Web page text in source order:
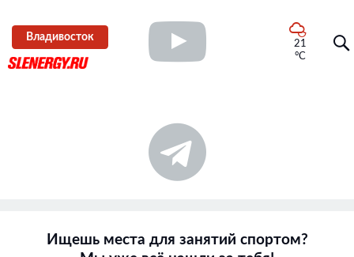
Владивосток
21
°C
Ищешь места для занятий спортом?